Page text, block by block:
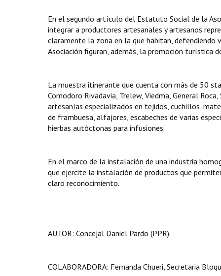
En el segundo artículo del Estatuto Social de la
integrar a productores artesanales y artesanos
claramente la zona en la que habitan, defendiendo
Asociación figuran, además, la promoción turística
La muestra itinerante que cuenta con más de 50
Comodoro Rivadavia, Trelew, Viedma, General
artesanías especializados en tejidos, cuchillos,
de frambuesa, alfajores, escabeches de varias
hierbas autóctonas para infusiones.
En el marco de la instalación de una industria
que ejercite la instalación de productos que
claro reconocimiento.
AUTOR: Concejal Daniel Pardo (PPR).
COLABORADORA: Fernanda Chueri, Secretaria